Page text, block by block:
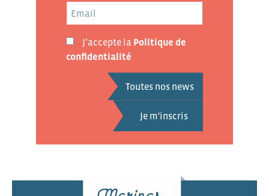
J’accepte la Politique de
confidentialité
Toutes nos news